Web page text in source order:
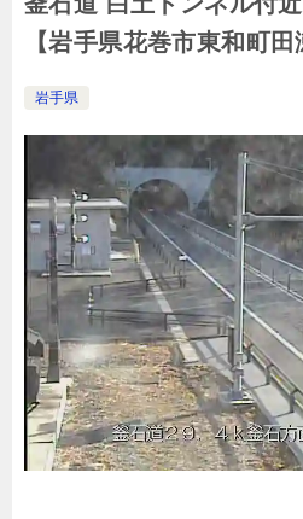
【岩手県花巻市東和町田
岩手県